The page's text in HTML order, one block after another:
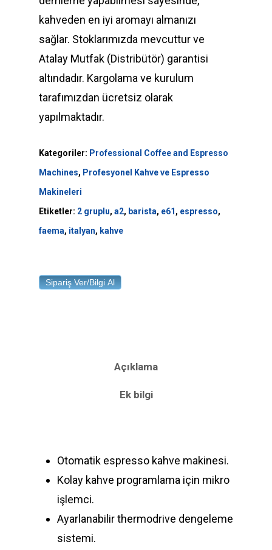
kahveden en iyi aromayı almanızı
sağlar. Stoklarımızda mevcuttur ve
Atalay Mutfak (Distribütör) garantisi
altındadır. Kargolama ve kurulum
tarafımızdan ücretsiz olarak
yapılmaktadır.
Kategoriler: Professional Coffee and Espresso
Machines, Profesyonel Kahve ve Espresso
Makineleri
Etiketler: 2 gruplu, a2, barista, e61, espresso,
faema, italyan, kahve
Sipariş Ver/Bilgi Al
Açıklama
Ek bilgi
Otomatik espresso kahve makinesi.
Kolay kahve programlama için mikro
işlemci.
Ayarlanabilir thermodrive dengeleme
sistemi.